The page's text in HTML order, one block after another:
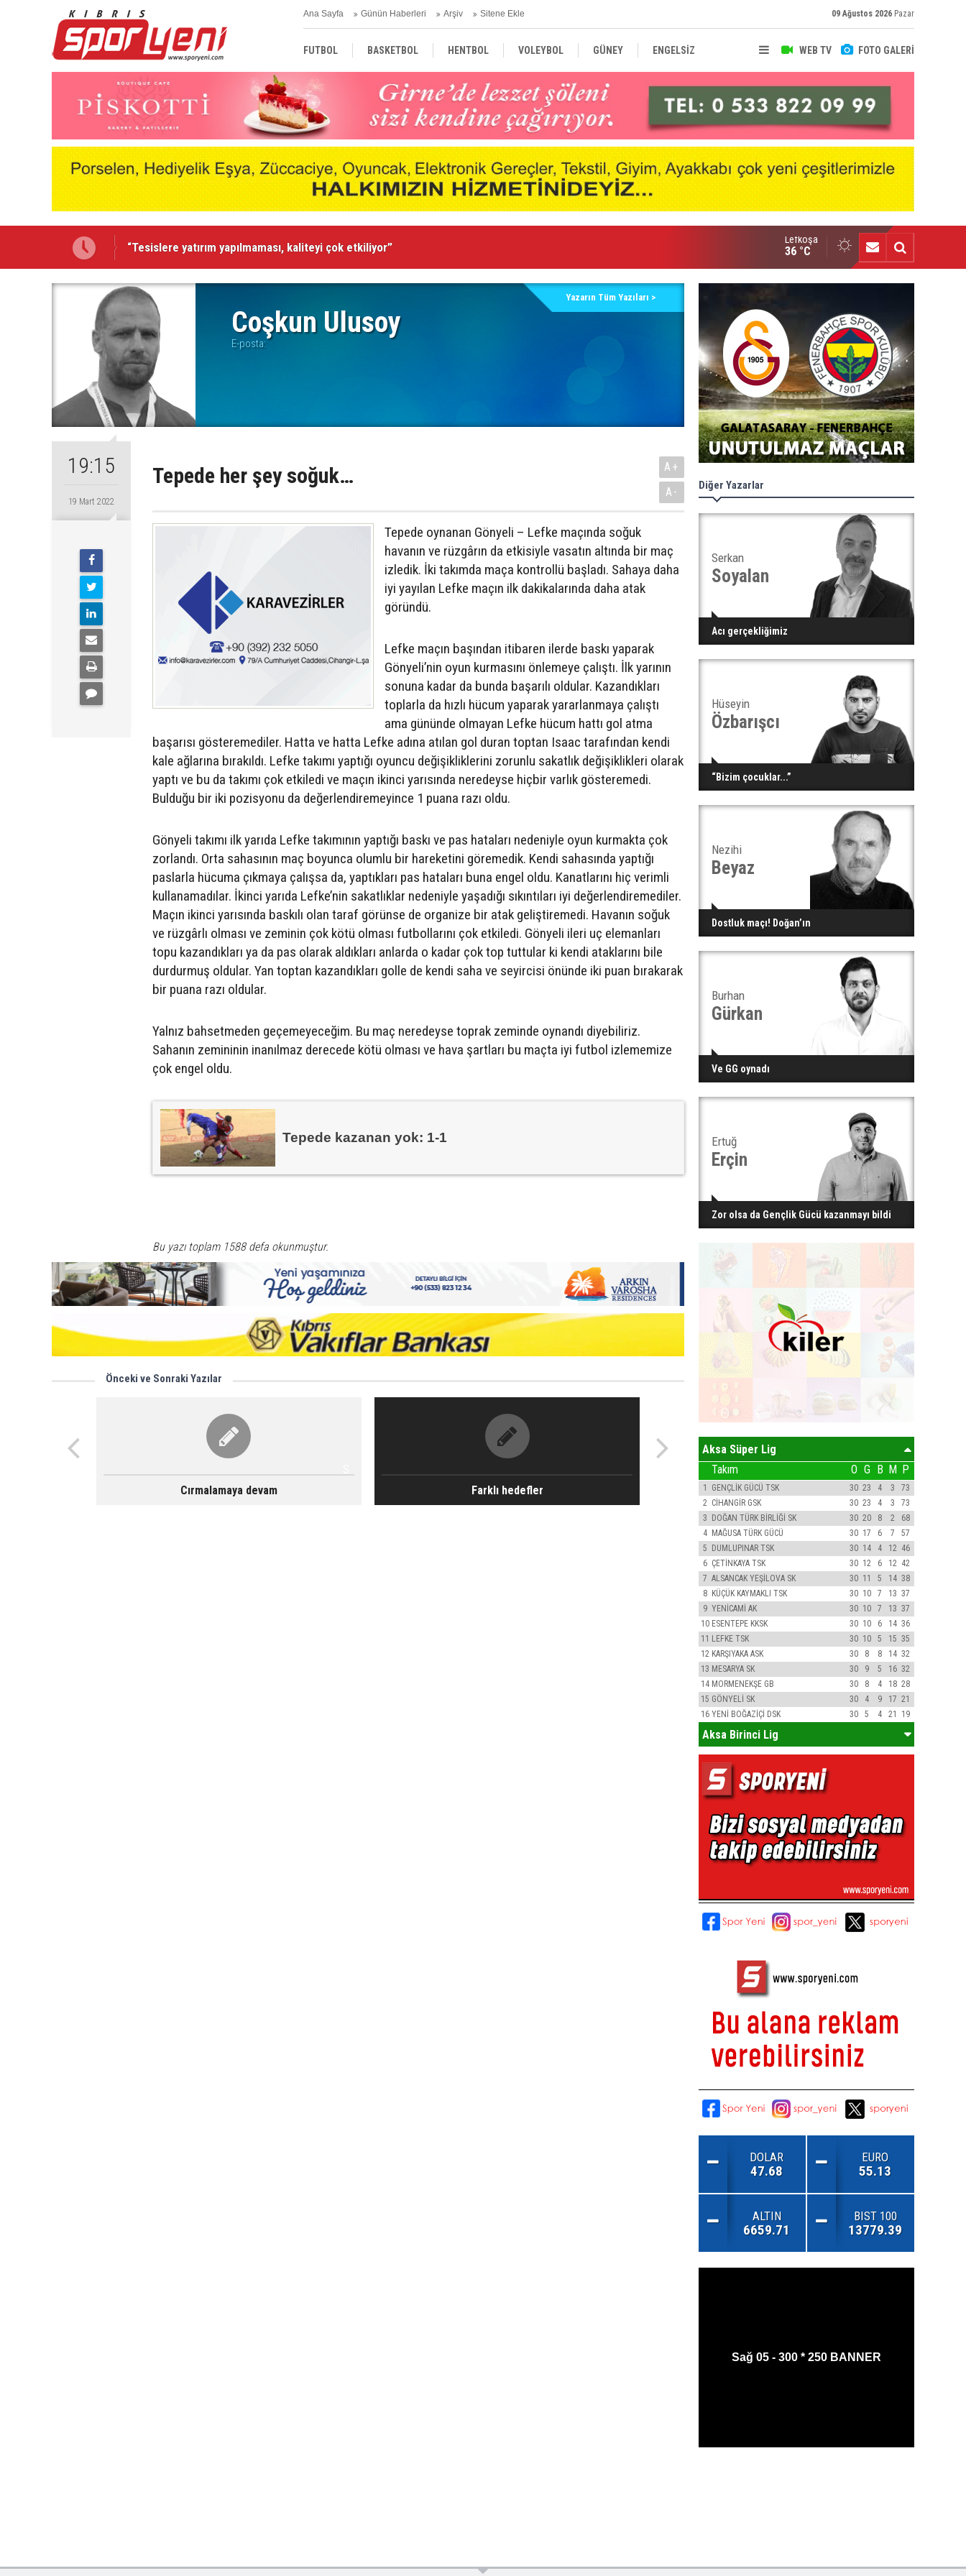
Ana Sayfa Günün Haberleri Arşiv Sitene Ekle 09 Ağustos 2026 Pazar
WEB TV FOTO GALERİ
FUTBOL BASKETBOL HENTBOL VOLEYBOL GÜNEY ENGELSİZ
TÜRKİYE AVRUPA DÜNYA
“Tesislere yatırım yapılmaması, kaliteyi çok etkiliyor”
"Geçmiş olsun Hakan Karacaoğlu"
Lefkoşa
36 °C
Coşkun Ulusoy
E-posta:
Yazarın Tüm Yazıları >
19:15
19 Mart 2022
Tepede her şey soğuk…
A+
A-
Tepede oynanan Gönyeli – Lefke maçında soğuk
havanın ve rüzgârın da etkisiyle vasatın altında bir maç
izledik. İki takımda maça kontrollü başladı. Sahaya daha
iyi yayılan Lefke maçın ilk dakikalarında daha atak
göründü.
Lefke maçın başından itibaren ilerde baskı yaparak
Gönyeli’nin oyun kurmasını önlemeye çalıştı. İlk yarının
sonuna kadar da bunda başarılı oldular. Kazandıkları
toplarla da hızlı hücum yaparak yararlanmaya çalıştı
ama gününde olmayan Lefke hücum hattı gol atma
başarısı gösteremediler. Hatta ve hatta Lefke adına atılan gol duran toptan Isaac tarafından kendi
kale ağlarına bırakıldı. Lefke takımı yaptığı oyuncu değişikliklerini zorunlu sakatlık değişiklikleri olarak
yaptı ve bu da takımı çok etkiledi ve maçın ikinci yarısında neredeyse hiçbir varlık gösteremedi.
Bulduğu bir iki pozisyonu da değerlendiremeyince 1 puana razı oldu.
Gönyeli takımı ilk yarıda Lefke takımının yaptığı baskı ve pas hataları nedeniyle oyun kurmakta çok
zorlandı. Orta sahasının maç boyunca olumlu bir hareketini göremedik. Kendi sahasında yaptığı
paslarla hücuma çıkmaya çalışsa da, yaptıkları pas hataları buna engel oldu. Kanatlarını hiç verimli
kullanamadılar. İkinci yarıda Lefke’nin sakatlıklar nedeniyle yaşadığı sıkıntıları iyi değerlendiremediler.
Maçın ikinci yarısında baskılı olan taraf görünse de organize bir atak geliştiremedi. Havanın soğuk
ve rüzgârlı olması ve zeminin çok kötü olması futbollarını çok etkiledi. Gönyeli ileri uç elemanları
topu kazandıkları ya da pas olarak aldıkları anlarda o kadar çok top tuttular ki kendi ataklarını bile
durdurmuş oldular. Yan toptan kazandıkları golle de kendi saha ve seyircisi önünde iki puan bırakarak
bir puana razı oldular.
Yalnız bahsetmeden geçemeyeceğim. Bu maç neredeyse toprak zeminde oynandı diyebiliriz.
Sahanın zemininin inanılmaz derecede kötü olması ve hava şartları bu maçta iyi futbol izlememize
çok engel oldu.
Tepede kazanan yok: 1-1
Bu yazı toplam 1588 defa okunmuştur.
Önceki ve Sonraki Yazılar
Cırmalamaya devam Farklı hedefler
Diğer Yazarlar
Serkan
Soyalan
Acı gerçekliğimiz
Hüseyin
Özbarışcı
“Bizim çocuklar...”
Nezihi
Beyaz
Dostluk maçı! Doğan’ın
Burhan
Gürkan
Ve GG oynadı
Ertuğ
Erçin
Zor olsa da Gençlik Gücü kazanmayı bildi
Aksa Süper Lig
Takım O G B M P
1 GENÇLİK GÜCÜ TSK 30 23 4 3
73
2 CİHANGİR GSK 30 23 4 3
73
3 DOĞAN TÜRK BİRLİĞİ SK 30 20 8 2
68
4 MAĞUSA TÜRK GÜCÜ 30 17 6 7
57
5 DUMLUPINAR TSK 30 14 4 12 46
6 ÇETİNKAYA TSK 30 12 6 12 42
7 ALSANCAK YEŞİLOVA SK 30 11 5 14 38
8 KÜÇÜK KAYMAKLI TSK 30 10 7 13 37
9 YENİCAMİ AK 30 10 7 13 37
10 ESENTEPE KKSK 30 10 6 14 36
11 LEFKE TSK 30 10 5 15 35
12 KARŞIYAKA ASK 30 8 8 14 32
13 MESARYA SK 30 9 5 16 32
14 MORMENEKŞE GB 30 8 4 18 28
15 GÖNYELİ SK 30 4 9 17 21
16 YENİ BOĞAZİÇİ DSK 30 5 4 21 19
Aksa Birinci Lig
DOLAR
47.68
EURO
55.13
ALTIN
6659.71
BIST 100
13779.39
Sağ 05 - 300 * 250 BANNER